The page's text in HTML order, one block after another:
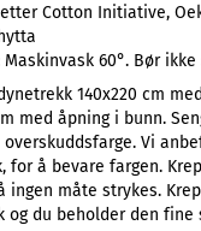
Cotton Initiative,
Maskinvask 60°. Bør
140x220 cm
med åpning i bunn.
Vi
for å bevare fargen.
ingen måte strykes.
og du beholder den fine